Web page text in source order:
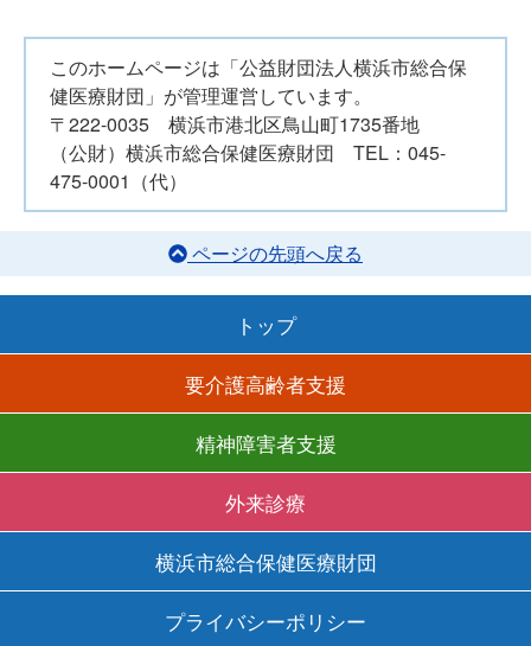
このホームページは「公益財団法人横浜市総合保
健医療財団」が管理運営しています。
〒222-0035 横浜市港北区鳥山町1735番地
（公財）横浜市総合保健医療財団 TEL：045-
475-0001（代）
ページの先頭へ戻る
トップ
要介護高齢者支援
精神障害者支援
外来診療
横浜市総合保健医療財団
プライバシーポリシー